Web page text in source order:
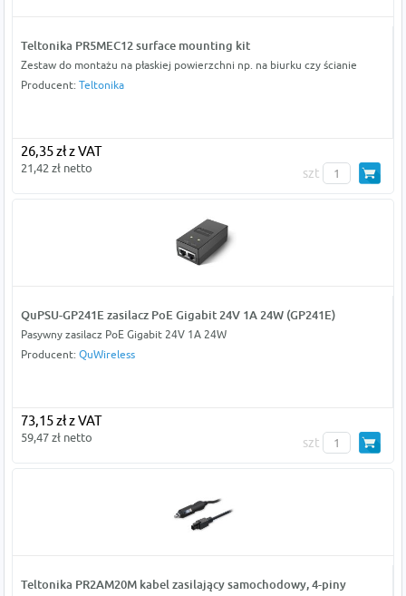
Teltonika PR5MEC12 surface mounting kit
Zestaw do montażu na płaskiej powierzchni np. na biurku czy ścianie
Producent: Teltonika
26,35 zł z VAT
21,42 zł netto szt
QuPSU-GP241E zasilacz PoE Gigabit 24V 1A 24W (GP241E)
Pasywny zasilacz PoE Gigabit 24V 1A 24W
Producent: QuWireless
73,15 zł z VAT
59,47 zł netto szt
Teltonika PR2AM20M kabel zasilający samochodowy, 4-piny